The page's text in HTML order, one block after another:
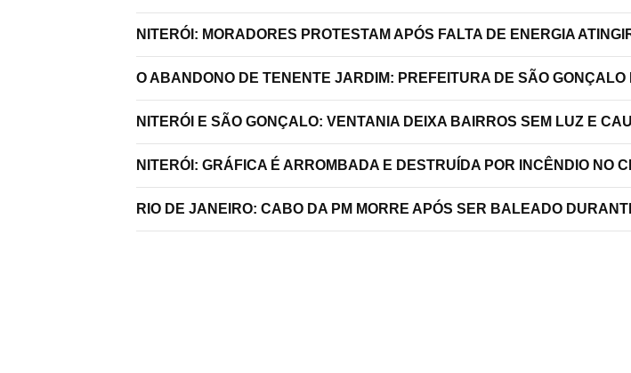
NITERÓI: MORADORES PROTESTAM APÓS FALTA DE ENERGIA
O ABANDONO DE TENENTE JARDIM: PREFEITURA DE SÃO
NITERÓI E SÃO GONÇALO: VENTANIA DEIXA BAIRROS SEM LUZ E
NITERÓI: GRÁFICA É ARROMBADA E DESTRUÍDA POR INCÊNDIO NO
RIO DE JANEIRO: CABO DA PM MORRE APÓS SER BALEADO